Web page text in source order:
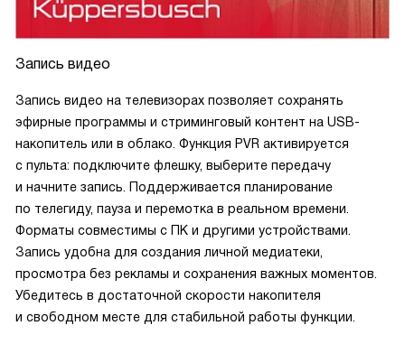
на ладони.
Я довольна покупкой. Этот телевизор превзошел все мои
функции, но и обогащает мою жизнь новыми
Запись видео
Запись видео на телевизорах позволяет сохранять
эфирные программы и стриминговый контент на USB-
накопитель или в облако. Функция PVR активируется
с пульта: подключите флешку, выберите передачу
и начните запись. Поддерживается планирование
по телегиду, пауза и перемотка в реальном времени.
Форматы совместимы с ПК и другими устройствами.
Запись удобна для создания личной медиатеки,
просмотра без рекламы и сохранения важных моментов.
Убедитесь в достаточной скорости накопителя
и свободном месте для стабильной работы функции.